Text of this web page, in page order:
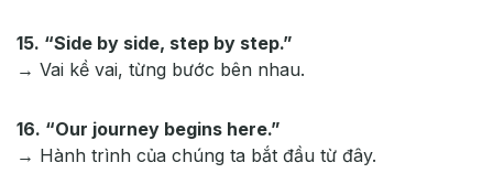
15. “Side by side, step by step.”
→ Vai kề vai, từng bước bên nhau.
16. “Our journey begins here.”
→ Hành trình của chúng ta bắt đầu từ đây.